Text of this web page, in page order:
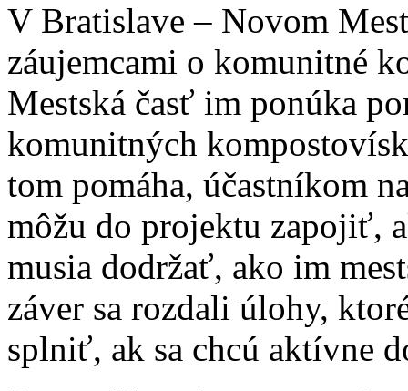
V Bratislave – Novom
záujemcami o komunitné
Mestská časť im ponúka
komunitných
tom pomáha, účastníkom
môžu do projektu zapojiť,
musia dodržať, ako im
záver sa rozdali úlohy,
splniť, ak sa chcú aktívne